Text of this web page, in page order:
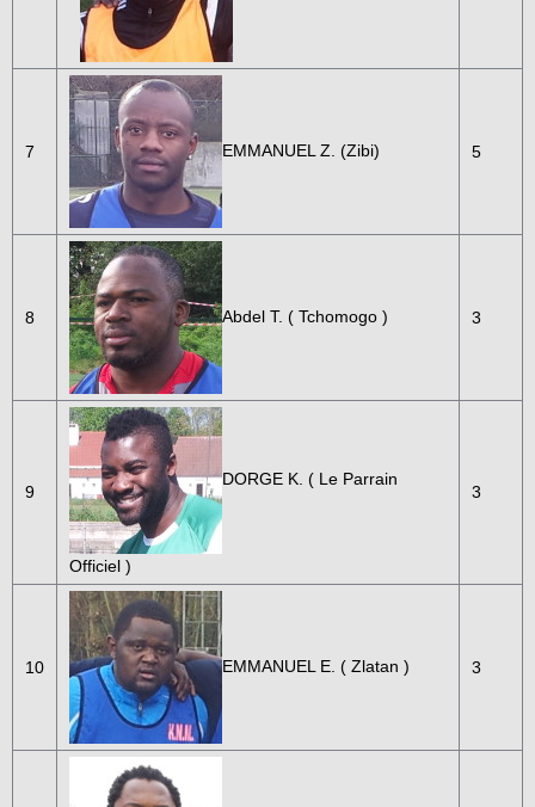
7 EMMANUEL Z. (Zibi) 5
8 Abdel T. ( Tchomogo ) 3
9
DORGE K. ( Le Parrain
Officiel )
3
10 EMMANUEL E. ( Zlatan ) 3